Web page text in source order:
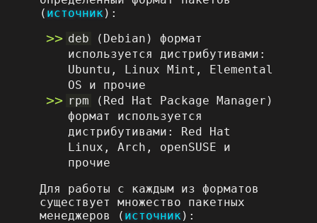
(источник ):
deb (Debian) формат
используется дистрибутивами:
Ubuntu, Linux Mint, Elemental
OS и прочие
rpm (Red Hat Package Manager)
формат используется
дистрибутивами: Red Hat
Linux, Arch, openSUSE и
прочие
Для работы с каждым из форматов
существует множество пакетных
менеджеров (источник ):